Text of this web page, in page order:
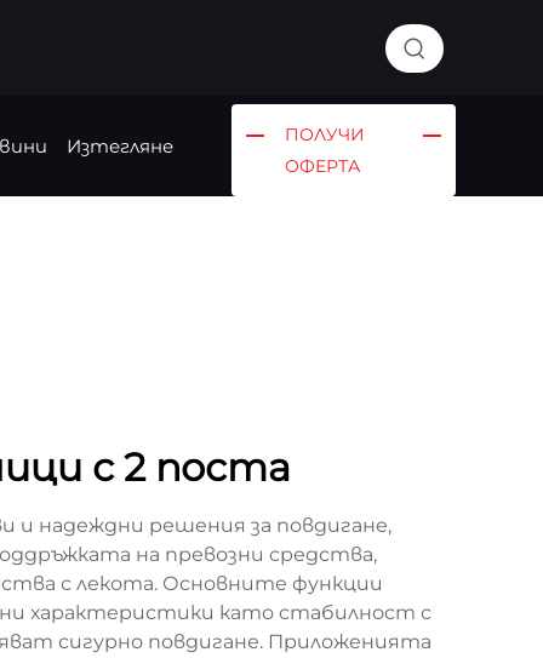
Изтегляне
ПОЛУЧИ
ОФЕРТА
с 2 поста
и надеждни решения за повдигане,
на превозни средства,
с лекота. Основните функции
характеристики като стабилност с
сигурно повдигане. Приложенията